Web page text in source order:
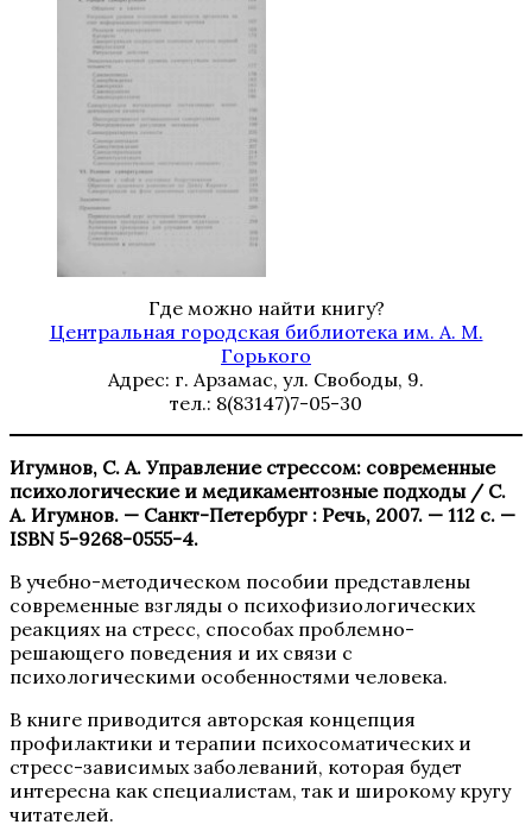
Где можно найти книгу?
Центральная городская библиотека им. А. М.
Горького
Адрес: г. Арзамас, ул. Свободы, 9.
тел.: 8(83147)7-05-30
Игумнов, С. А. Управление стрессом: современные
психологические и медикаментозные подходы / С.
А. Игумнов. — Санкт-Петербург : Речь, 2007. — 112 с. —
ISBN 5-9268-0555-4.
В учебно-методическом пособии представлены
современные взгляды о психофизиологических
реакциях на стресс, способах проблемно-
решающего поведения и их связи с
психологическими особенностями человека.
В книге приводится авторская концепция
профилактики и терапии психосоматических и
стресс-зависимых заболеваний, которая будет
интересна как специалистам, так и широкому кругу
читателей.